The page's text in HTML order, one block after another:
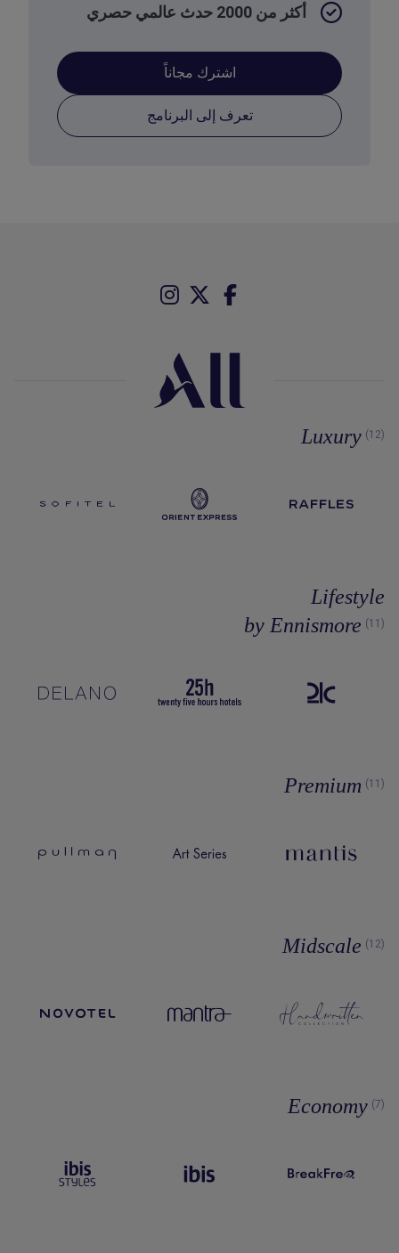
أكثر من 2000 حدث عالمي حصري
اشترك مجاناً
تعرف إلى البرنامج
Luxury (12)
Lifestyle
by Ennismore (11)
Premium (11)
Midscale (12)
Economy (7)